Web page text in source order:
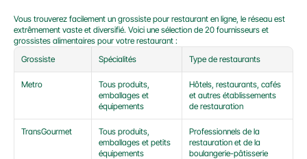
Vous trouverez facilement un grossiste pour restaurant en ligne, le réseau est
extrêmement vaste et diversifié. Voici une sélection de 20 fournisseurs et
grossistes alimentaires pour votre restaurant :
Grossiste
Spécialités Type de restaurants
Metro
Tous produits,
emballages et
équipements
Hôtels, restaurants, cafés
et autres établissements
de restauration
TransGourmet
Tous produits,
emballages et petits
équipements
Professionnels de la
restauration et de la
boulangerie-pâtisserie